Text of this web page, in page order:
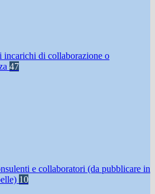
incarichi di collaborazione o
47
e collaboratori (da pubblicare in
10